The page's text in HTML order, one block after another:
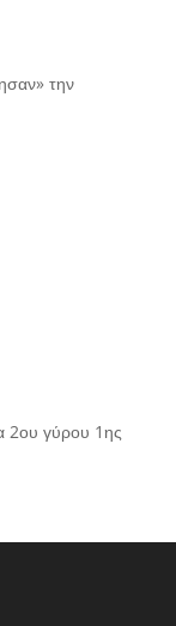
την
2ου γύρου 1ης